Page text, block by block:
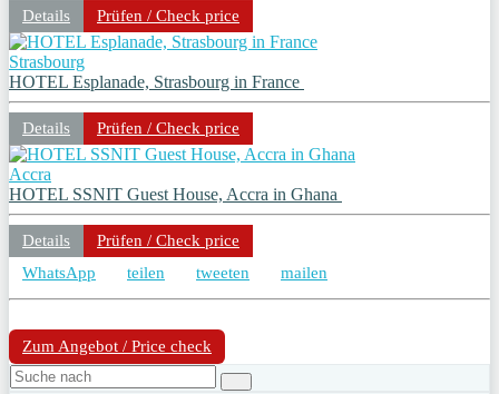
Details Prüfen / Check price
Strasbourg
HOTEL Esplanade, Strasbourg in France
Details Prüfen / Check price
Accra
HOTEL SSNIT Guest House, Accra in Ghana
Details
Prüfen / Check price
WhatsApp
teilen tweeten mailen
Zum Angebot / Price check